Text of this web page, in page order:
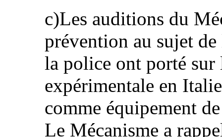
c)Les auditions du
prévention au sujet
la police ont porté
expérimentale en
comme équipement
Le Mécanisme a